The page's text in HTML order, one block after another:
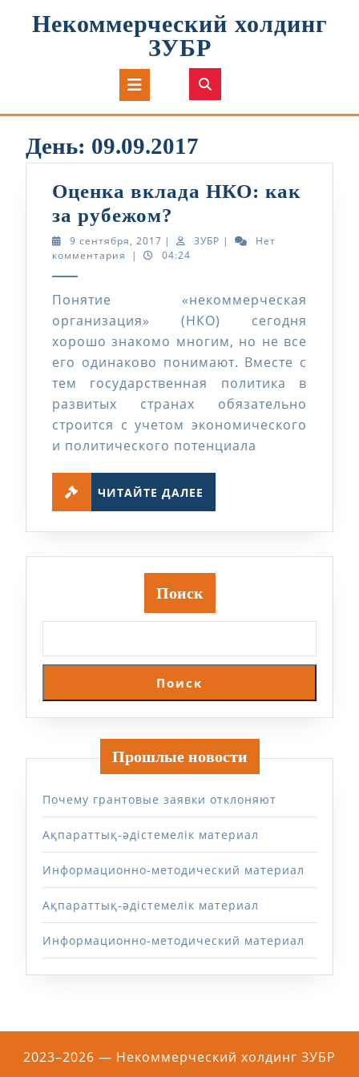
Некоммерческий холдинг
ЗУБР
Кнопка
Открыть
День: 09.09.2017
Оценка вклада НКО: как
за рубежом?
вклада
НКО:
за
рубежом?
9 сентября, 2017 9
сентября,
| ЗУБР ЗУБР
|
Нет
комментария
| 04:24
Понятие «некоммерческая
организация» (НКО) сегодня
хорошо знакомо многим, но не все
его одинаково понимают. Вместе с
тем государственная политика в
развитых странах обязательно
строится с учетом экономического
и политического потенциала
ЧИТАЙТЕ ДАЛЕЕ
Поиск
Поиск
Прошлые новости
Почему грантовые заявки отклоняют
Ақпараттық-әдістемелік материал
Информационно-методический материал
Ақпараттық-әдістемелік материал
Информационно-методический материал
2023–2026 — Некоммерческий холдинг ЗУБР